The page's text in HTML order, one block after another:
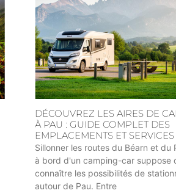
DÉCOUVREZ LES AIRES DE
À PAU : GUIDE COMPLET DES
EMPLACEMENTS ET SERVICES
Sillonner les routes du Béarn et du
à bord d'un camping-car suppose
connaître les possibilités de
autour de Pau. Entre